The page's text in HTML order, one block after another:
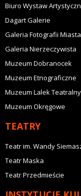
Biuro Wystaw
Dagart Galerie
Galeria Fotografii
Galeria Nierzeczywista
Muzeum Dobranocek
Muzeum Etnograficzne
Muzeum Lalek
Muzeum Okręgowe
TEATRY
Teatr im. Wandy
Teatr Maska
Teatr Przedmieście